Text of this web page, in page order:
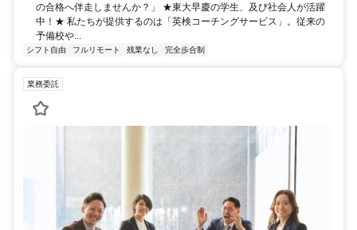
の合格へ伴走しませんか？」 ★東大早慶の学生、及び社会人が活躍
中！★ 私たちが提供するのは「英検コーチングサービス」。従来の
予備校や...
シフト自由 フルリモート 残業なし 完全歩合制
業務委託